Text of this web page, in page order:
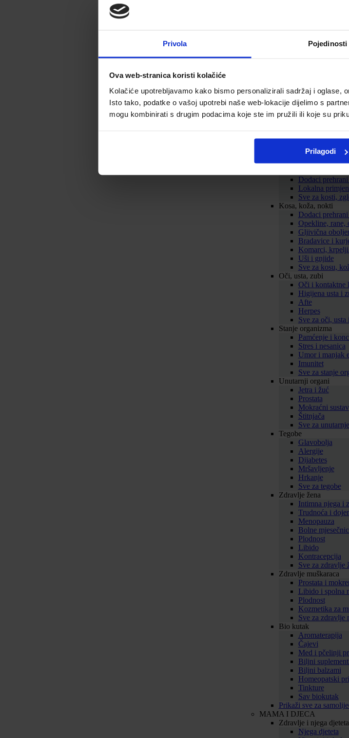
Privola Pojedinosti
Ova web-stranica koristi kolačiće
Kolačiće upotrebljavamo kako bismo personalizirali sadržaj i oglase,
Isto tako, podatke o vašoj upotrebi naše web-lokacije dijelimo s
mogu kombinirati s drugim podacima koje ste im pružili ili koje su
Prilagodi
Srce
Cirkulacija
Probava
Želučane tegobe
Zatvor
Proljev
ORS
Sve za probavu
Dodaci
Lokalna
Sve za kosti,
Kosa, koža, nokti
Dodaci
Opekline, rane,
Gljivična
Bradavice i
Komarci,
Uši i gnjide
Sve za kosu,
Oči, usta, zubi
Oči i kontaktne
Higijena usta i
Afte
Herpes
Sve za oči, usta
Stanje organizma
Pamćenje i
Stres i nesanica
Umor i manjak
Imunitet
Sve za stanje
Unutarnji organi
Jetra i žuć
Prostata
Mokraćni sustav
Štitnjača
Sve za
Tegobe
Glavobolja
Alergije
Dijabetes
Mršavljenje
Hrkanje
Sve za tegobe
Zdravlje žena
Intimna njega i
Trudnoća i
Menopauza
Bolne
Plodnost
Libido
Kontracepcija
Sve za zdravlje
Zdravlje muškaraca
Prostata i
Libido i spolna
Plodnost
Kozmetika za
Sve za zdravlje
Bio kutak
Aromaterapija
Čajevi
Med i pčelinji
Biljni
Biljni balzami
Homeopatski
Tinkture
Sav biokutak
Prikaži sve za
MAMA I DJECA
Zdravlje i njega djeteta
Njega djeteta